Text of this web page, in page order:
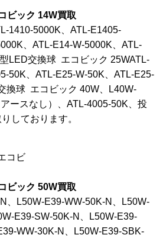
ビック 14W買取
1410-5000K、ATL-E1405-
、ATL-E14-W-5000K、ATL-
LED交換球 エコビック 25WATL-
50K、ATL-E25-W-50K、ATL-E25-
換球 エコビック 40W、L40W-
ースなし）、ATL-4005-50K、投
しております。
ビック 50W買取
、L50W-E39-WW-50K-N、L50W-
E39-SW-50K-N、L50W-E39-
WW-30K-N、L50W-E39-SBK-